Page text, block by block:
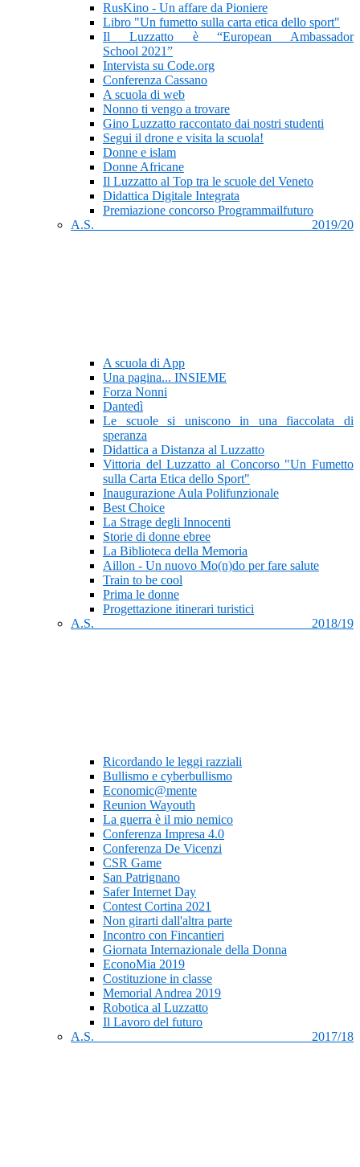
RusKino - Un affare da Pioniere
Libro "Un fumetto sulla carta etica dello sport"
Il Luzzatto è “European Ambassador
School 2021”
Intervista su Code.org
Conferenza Cassano
A scuola di web
Nonno ti vengo a trovare
Gino Luzzatto raccontato dai nostri studenti
Segui il drone e visita la scuola!
Donne e islam
Donne Africane
Il Luzzatto al Top tra le scuole del Veneto
Didattica Digitale Integrata
Premiazione concorso Programmailfuturo
A.S. 2019/20
A scuola di App
Una pagina... INSIEME
Forza Nonni
Dantedì
Le scuole si uniscono in una fiaccolata di
speranza
Didattica a Distanza al Luzzatto
Vittoria del Luzzatto al Concorso "Un Fumetto
sulla Carta Etica dello Sport"
Inaugurazione Aula Polifunzionale
Best Choice
La Strage degli Innocenti
Storie di donne ebree
La Biblioteca della Memoria
Aillon - Un nuovo Mo(n)do per fare salute
Train to be cool
Prima le donne
Progettazione itinerari turistici
A.S. 2018/19
Ricordando le leggi razziali
Bullismo e cyberbullismo
Economic@mente
Reunion Wayouth
La guerra è il mio nemico
Conferenza Impresa 4.0
Conferenza De Vicenzi
CSR Game
San Patrignano
Safer Internet Day
Contest Cortina 2021
Non girarti dall'altra parte
Incontro con Fincantieri
Giornata Internazionale della Donna
EconoMia 2019
Costituzione in classe
Memorial Andrea 2019
Robotica al Luzzatto
Il Lavoro del futuro
A.S. 2017/18